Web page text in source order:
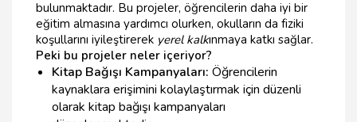
bulunmaktadır. Bu projeler, öğrencilerin daha iyi bir
eğitim almasına yardımcı olurken, okulların da fiziki
koşullarını iyileştirerek yerel kalkınmaya katkı sağlar.
Peki bu projeler neler içeriyor?
Kitap Bağışı Kampanyaları: Öğrencilerin
kaynaklara erişimini kolaylaştırmak için düzenli
olarak kitap bağışı kampanyaları